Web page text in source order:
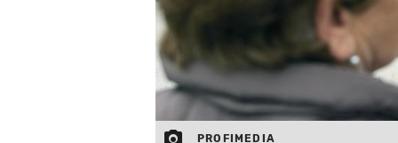
PROFIMEDIA